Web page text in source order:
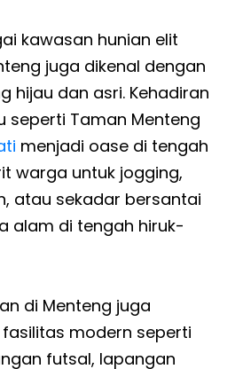
kawasan hunian elit
juga dikenal dengan
hijau dan asri. Kehadiran
seperti Taman Menteng
menjadi oase di tengah
warga untuk jogging,
atau sekadar bersantai
alam di tengah hiruk-
di Menteng juga
modern seperti
futsal, lapangan